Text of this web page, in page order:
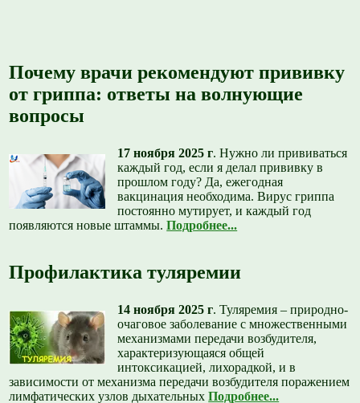
Почему врачи рекомендуют прививку
от гриппа: ответы на волнующие
вопросы
17 ноября 2025 г.Нужно ли прививаться
каждый год, если я делал прививку в
прошлом году? Да, ежегодная
вакцинация необходима. Вирус гриппа
постоянно мутирует, и каждый год
появляются новые штаммы.Подробнее...
Профилактика туляремии
14 ноября 2025 г.Туляремия – природно-
очаговое заболевание с множественными
механизмами передачи возбудителя,
характеризующаяся общей
интоксикацией, лихорадкой, и в
зависимости от механизма передачи возбудителя поражением
лимфатических узлов дыхательныхПодробнее...